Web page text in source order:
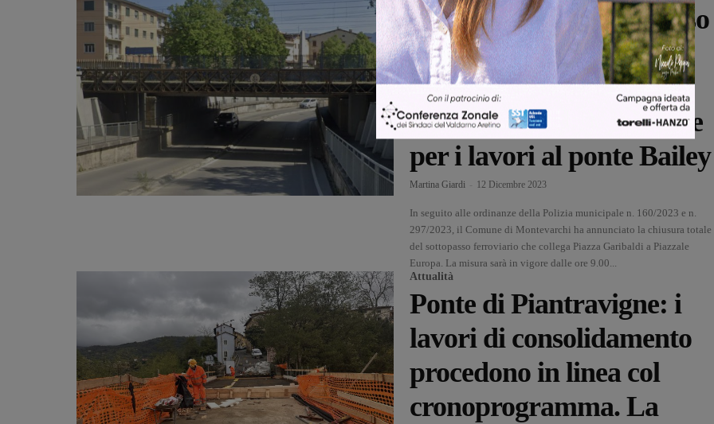
Montevarchi, il sottopasso
tra Piazza Garibaldi e
Piazzale Europa rimane
chiuso il 21 e 22 dicembre
per i lavori al ponte Bailey
Martina Giardi 12 Dicembre 2023
In seguito alle ordinanze della Polizia municipale n. 160/2023 e n.
297/2023, il Comune di Montevarchi ha annunciato la chiusura totale
del sottopasso ferroviario che collega Piazza Garibaldi a Piazzale
Europa. La misura sarà in vigore dalle ore 9.00...
Attualità
Ponte di Piantravigne: i
lavori di consolidamento
procedono in linea col
cronoprogramma. La